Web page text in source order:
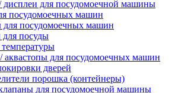
для посудомоечной машины
посудомоечных машин
посудомоечных машин
посуды
для посудомоечных машин
дверей
порошка (контейнеры)
для посудомоечной машины